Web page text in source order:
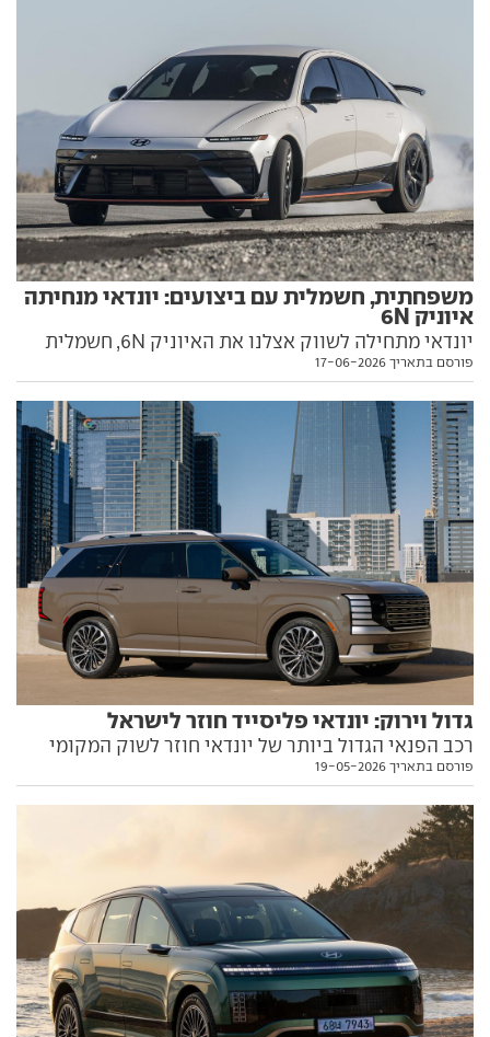
משפחתית, חשמלית עם ביצועים: יונדאי מנחיתה
איוניק 6N
יונדאי מתחילה לשווק אצלנו את האיוניק 6N, חשמלית
ביצועים משפחתית עם אותן מערכות הנעה, אלקטרוניקה
משופר. הנה כל מה שאתם צריכים לדעת עליה
פורסם בתאריך 17-06-2026
גדול וירוק: יונדאי פליסייד חוזר לישראל
רכב הפנאי הגדול ביותר של יונדאי חוזר לשוק המקומי
פורסם בתאריך 19-05-2026